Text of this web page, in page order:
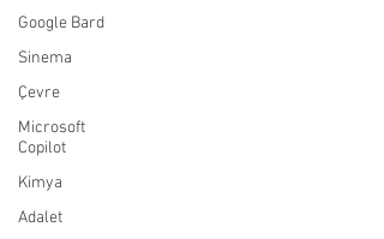
Google Bard
Sinema
Çevre
Microsoft
Copilot
Kimya
Adalet